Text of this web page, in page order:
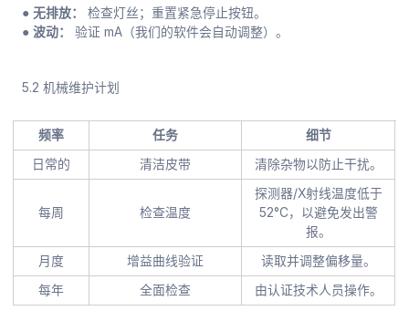
● 无排放：检查灯丝；重置紧急停止按钮。
● 波动：
验证 mA（我们的软件会自动调整）。
5.2 机械维护计划
频率 任务
细节
日常的
清洁皮带 清除杂物以防止干扰。
每周 检查温度
探测器/X射线温度低于
52°C，以避免发出警
报。
月度
增益曲线验证
读取并调整偏移量。
每年
全面检查 由认证技术人员操作。